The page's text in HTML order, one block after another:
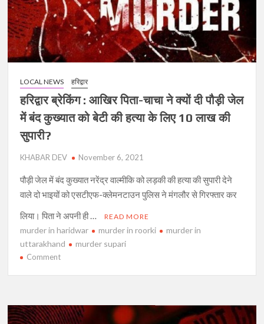
के
घाट,
जमकर
हंगामा,
भारी
फोर्स
तैनात
LOCAL NEWS हरिद्वार
हरिद्वार ब्रेकिंग : आखिर पिता-चाचा ने क्यों दी पौड़ी जेल
में बंद कुख्यात को बेटी की हत्या के लिए 10 लाख की
सुपारी?
KHABAR DEV November 6, 2021
पौड़ी जेल में बंद कुख्यात नरेंद्र वाल्मीकि को लड़की की हत्या की सुपारी देने
वाले दो भाइयों को एसटीएफ-क्लेमनटाउन पुलिस ने मंगलौर से गिरफ्तार कर
लिया। पिता ने अपनी ही …
READ MORE
murder in haridwar murder in roorki
murder in
uttarakhand
murder supari
Commenton
आखिर
पिता-